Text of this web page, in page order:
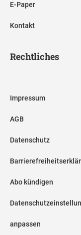
E-Paper
Kontakt
Rechtliches
Impressum
AGB
Datenschutz
Abo kündigen
anpassen